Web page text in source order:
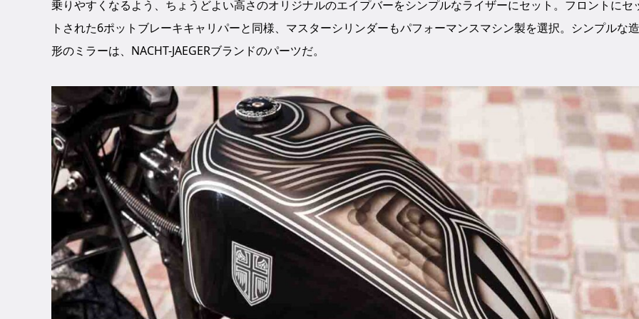
乗りやすくなるよう、ちょうどよい高さのオリジナルのエイプバーをシンプルなライザーにセット。フロントにセ
トされた6ポットブレーキキャリパーと同様、マスターシリンダーもパフォーマンスマシン製を選択。シンプルな造
形のミラーは、NACHT-JAEGERブランドのパーツだ。